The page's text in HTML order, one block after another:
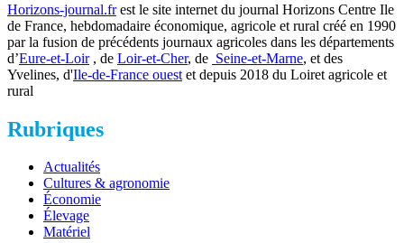
Horizons-journal.frest le site internet du journal Horizons Centre Ile
de France, hebdomadaire économique, agricole et rural créé en 1990
par la fusion de précédents journaux agricoles dans les départements
d’Eure-et-Loir, de Loir-et-Cher, de Seine-et-Marne, et des
Yvelines, d'Ile-de-France ouest et depuis 2018 du Loiret agricole et
rural
Rubriques
Actualités
Cultures & agronomie
Économie
Élevage
Matériel